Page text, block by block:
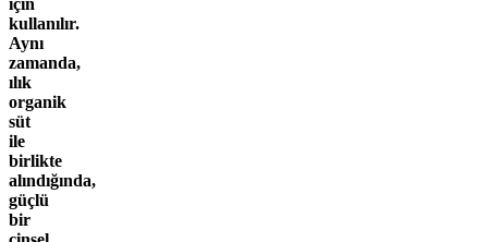
için
kullanılır.
Aynı
zamanda,
ılık
organik
süt
ile
birlikte
alındığında,
güçlü
bir